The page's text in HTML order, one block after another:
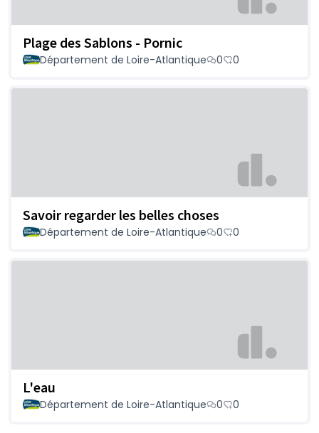
Plage des Sablons - Pornic
Département de Loire-Atlantique 0 0
Savoir regarder les belles choses
Département de Loire-Atlantique 0 0
L'eau
Département de Loire-Atlantique 0 0